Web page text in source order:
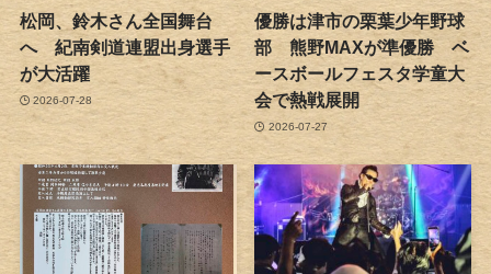
松岡、鈴木さん全国舞台
へ 紀南剣道連盟出身選手
が大活躍
2026-07-28
優勝は津市の栗葉少年野球
部 熊野MAXが準優勝 ベ
ースボールフェスタ学童大
会で熱戦展開
2026-07-27